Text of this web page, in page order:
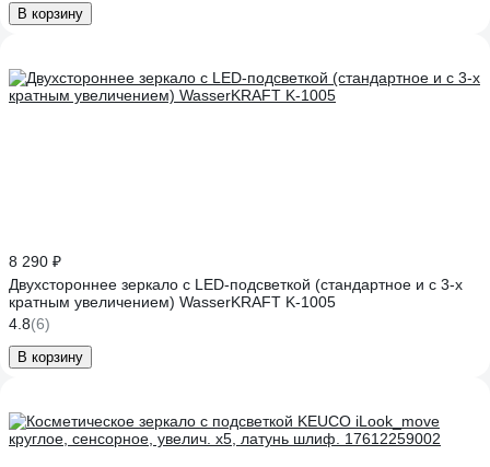
В корзину
8 290 ₽
Двухстороннее зеркало с LED-подсветкой (стандартное и с 3-х
кратным увеличением) WasserKRAFT K-1005
4.8(6)
В корзину